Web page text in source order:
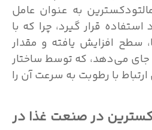
به عنوان عامل
قرار گیرد، چرا که با
سطح افزایش یافته و مقدار
جای می‌دهد، که توسط ساختار
با رطوبت به سرعت آن ‌را
در صنعت غذا در